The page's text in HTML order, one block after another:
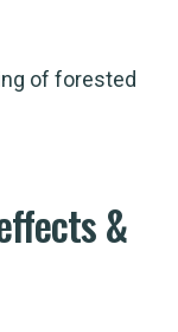
of forested
&